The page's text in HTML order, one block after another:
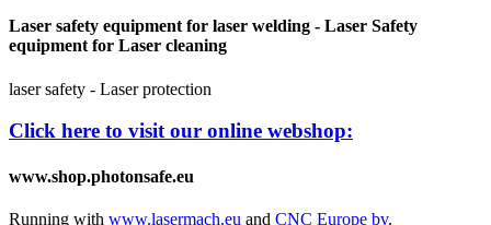
Laser safety equipment for laser welding - Laser Safety
equipment for Laser cleaning
laser safety - Laser protection
Click here to visit our online webshop:
www.shop.photonsafe.eu
Running with www.lasermach.eu and CNC Europe bv.